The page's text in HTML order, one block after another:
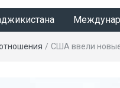
/ США ввели новые